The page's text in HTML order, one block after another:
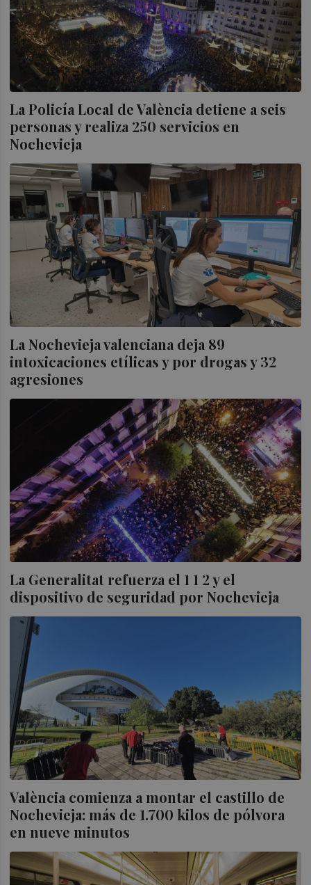
La Policía Local de València detiene a seis
personas y realiza 250 servicios en
Nochevieja
La Nochevieja valenciana deja 89
intoxicaciones etílicas y por drogas y 32
agresiones
La Generalitat refuerza el 1 1 2 y el
dispositivo de seguridad por Nochevieja
València comienza a montar el castillo de
Nochevieja: más de 1.700 kilos de pólvora
en nueve minutos